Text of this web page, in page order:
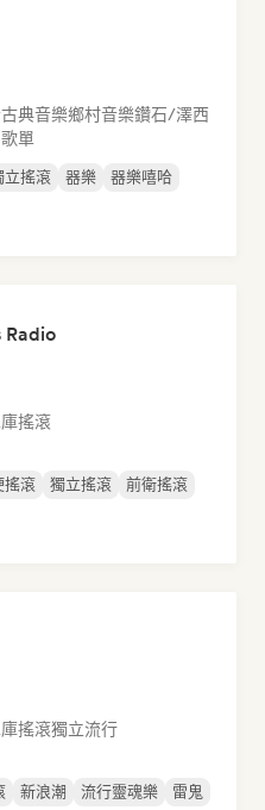
古典音樂鄉村音樂鑽石/澤西
單
立搖滾 器樂
器樂嘻哈
Radio
搖滾
搖滾 獨立搖滾
前衛搖滾
搖滾獨立流行
新浪潮 流行靈魂樂
雷鬼